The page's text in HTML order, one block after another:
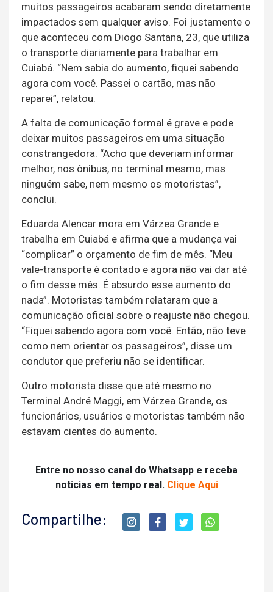
muitos passageiros acabaram sendo diretamente
impactados sem qualquer aviso. Foi justamente o
que aconteceu com Diogo Santana, 23, que utiliza
o transporte diariamente para trabalhar em
Cuiabá. “Nem sabia do aumento, fiquei sabendo
agora com você. Passei o cartão, mas não
reparei”, relatou.
A falta de comunicação formal é grave e pode
deixar muitos passageiros em uma situação
constrangedora. “Acho que deveriam informar
melhor, nos ônibus, no terminal mesmo, mas
ninguém sabe, nem mesmo os motoristas”,
conclui.
Eduarda Alencar mora em Várzea Grande e
trabalha em Cuiabá e afirma que a mudança vai
“complicar” o orçamento de fim de mês. “Meu
vale-transporte é contado e agora não vai dar até
o fim desse mês. É absurdo esse aumento do
nada”. Motoristas também relataram que a
comunicação oficial sobre o reajuste não chegou.
“Fiquei sabendo agora com você. Então, não teve
como nem orientar os passageiros”, disse um
condutor que preferiu não se identificar.
Outro motorista disse que até mesmo no
Terminal André Maggi, em Várzea Grande, os
funcionários, usuários e motoristas também não
estavam cientes do aumento.
Entre no nosso canal do Whatsapp e receba
noticias em tempo real. Clique Aqui
Compartilhe: